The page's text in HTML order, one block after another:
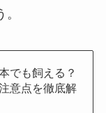
でも飼える？
意点を徹底解